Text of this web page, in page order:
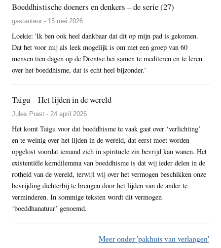
Boeddhistische doeners en denkers – de serie (27)
gastauteur - 15 mei 2026
Loekie: 'Ik ben ook heel dankbaar dat dit op mijn pad is gekomen.
Dat het voor mij als leek mogelijk is om met een groep van 60
mensen tien dagen op de Drentse hei samen te mediteren en te leren
over het boeddhisme, dat is echt heel bijzonder.’
Taigu – Het lijden in de wereld
Jules Prast - 24 april 2026
Het komt Taigu voor dat boeddhisme te vaak gaat over ‘verlichting’
en te weinig over het lijden in de wereld, dat eerst moet worden
opgelost voordat iemand zich in spirituele zin bevrijd kan wanen. Het
existentiële kerndilemma van boeddhisme is dat wij ieder delen in de
rotheid van de wereld, terwijl wij over het vermogen beschikken onze
bevrijding dichterbij te brengen door het lijden van de ander te
verminderen. In sommige teksten wordt dit vermogen
‘boeddhanatuur’ genoemd.
Meer onder 'pakhuis van verlangen'